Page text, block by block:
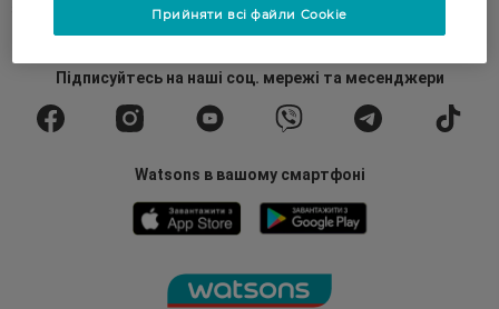
Повернення замовлення
Підписуйтесьна наші соц. мережі та месенджери
Watsons в вашому смартфоні
Прийняти всі файли Cookie